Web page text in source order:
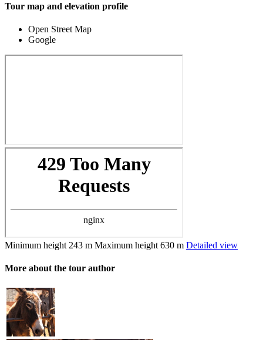
Tour map and elevation profile
Open Street Map
Google
Minimum height 243 m Maximum height 630 m Detailed view
More about the tour author